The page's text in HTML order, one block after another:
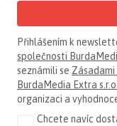
Přihlášením k
společnosti
seznámili se
BurdaMedia Extra s.r.o.
organizaci a
Chcete navíc